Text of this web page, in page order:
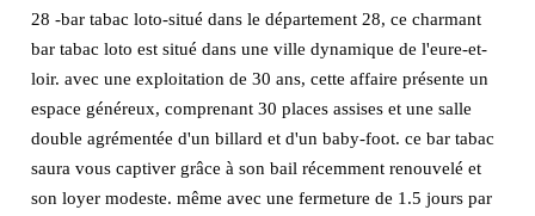
28 -bar tabac loto-situé dans le département 28, ce charmant
bar tabac loto est situé dans une ville dynamique de l'eure-et-
loir. avec une exploitation de 30 ans, cette affaire présente un
espace généreux, comprenant 30 places assises et une salle
double agrémentée d'un billard et d'un baby-foot. ce bar tabac
saura vous captiver grâce à son bail récemment renouvelé et
son loyer modeste. même avec une fermeture de 1.5 jours par